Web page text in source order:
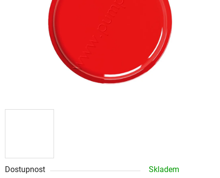
Dostupnost
Skladem